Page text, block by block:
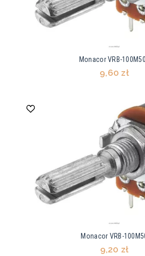
Monacor VRB-
9,60 zł
Monacor VRB-
9,20 zł